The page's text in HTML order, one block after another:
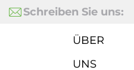
Schreiben Sie uns:
ÜBER
UNS